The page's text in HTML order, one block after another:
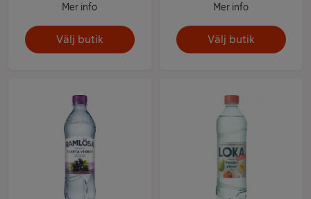
Mer info
Välj butik
Mer info
Välj butik